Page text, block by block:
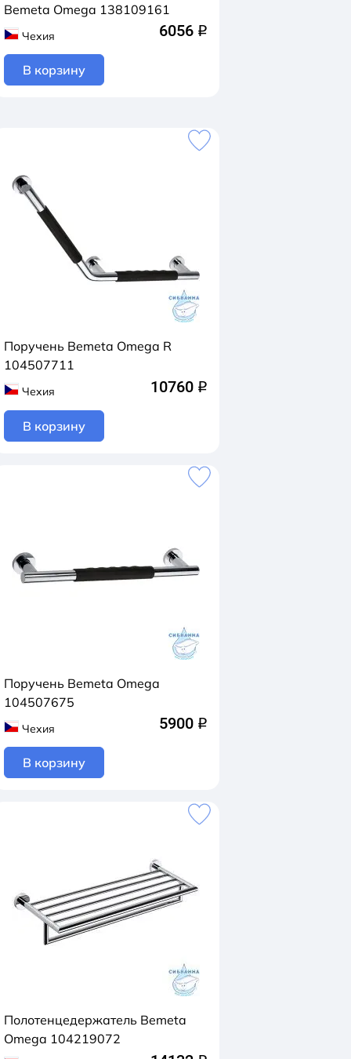
Bemeta Omega 138109161
Чехия 6056 q
В корзину
Поручень Bemeta Omega R
104507711
Чехия 10760 q
В корзину
Поручень Bemeta Omega
104507675
Чехия 5900 q
В корзину
Полотенцедержатель Bemeta
Omega 104219072